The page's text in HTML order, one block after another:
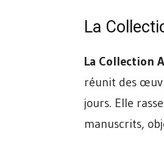
La
La Collection
réunit des
jours. Elle
manuscrits,